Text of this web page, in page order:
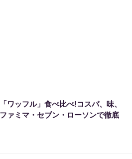
ワッフル」食べ比べ!コスパ、味、
ァミマ・セブン・ローソンで徹底